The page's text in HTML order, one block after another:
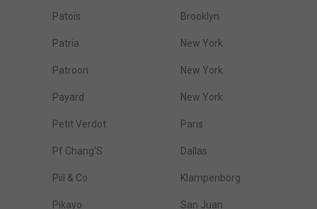
Patois Brooklyn
Patria New York
Patroon New York
Payard New York
Petit Verdot Paris
Pf Chang'S Dallas
Piil & Co Klampenborg
Pikayo San Juan